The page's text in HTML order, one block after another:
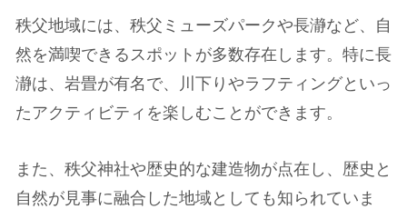
秩父地域には、秩父ミューズパークや長瀞など、自
然を満喫できるスポットが多数存在します。特に長
瀞は、岩畳が有名で、川下りやラフティングといっ
たアクティビティを楽しむことができます。
また、秩父神社や歴史的な建造物が点在し、歴史と
自然が見事に融合した地域としても知られていま